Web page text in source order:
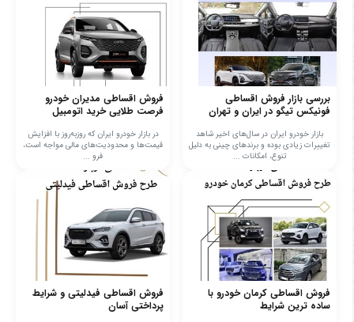
بررسی بازار فروش اقساطی
فونیکس تیگو در ایران و تهران
بازار خودرو ایران در سال‌های اخیر شاهد
تغییرات زیادی بوده و برندهای چینی به دلیل
تنوع، امکانات ...
فروش اقساطی مدیران خودرو
فرصت طلایی خرید اتومبیل
در بازار خودرو ایران که روزبه‌روز با افزایش
قیمت‌ها و محدودیت‌های مالی مواجه است،
فرو ...
فروش اقساطی کرمان خودرو با
ساده ترین شرایط
فروش اقساطی فیدلیتی و شرایط
پرداختی آسان